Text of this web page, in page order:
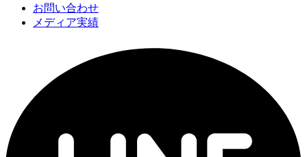
お問い合わせ
メディア実績